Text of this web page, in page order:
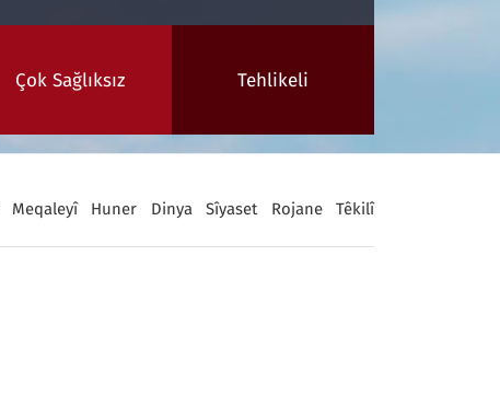
Çok Sağlıksız Tehlikeli
Meqaleyî Huner Dinya Sîyaset Rojane Têkilî